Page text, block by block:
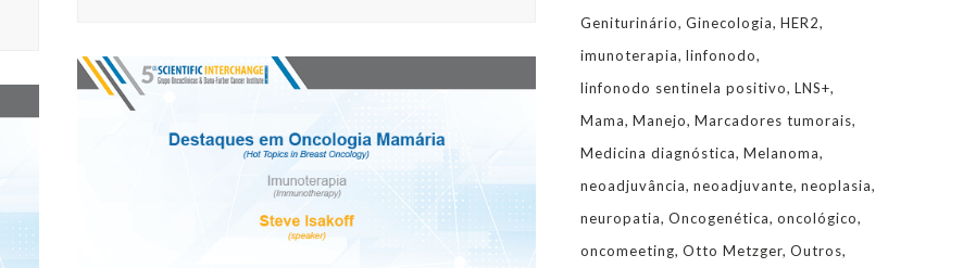
Geniturinário Ginecologia HER2
imunoterapia linfonodo
linfonodo sentinela positivo LNS+
Mama Manejo Marcadores tumorais
Medicina diagnóstica Melanoma
neoadjuvância neoadjuvante neoplasia
neuropatia Oncogenética oncológico
oncomeeting Otto Metzger Outros